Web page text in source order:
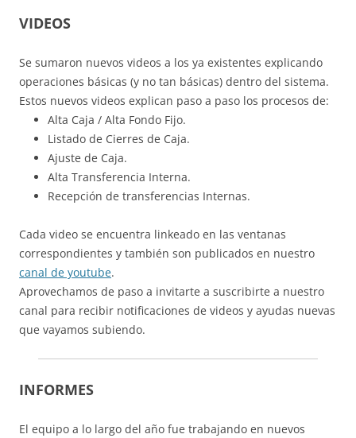
VIDEOS
Se sumaron nuevos videos a los ya existentes explicando
operaciones básicas (y no tan básicas) dentro del sistema.
Estos nuevos videos explican paso a paso los procesos de:
Alta Caja / Alta Fondo Fijo.
Listado de Cierres de Caja.
Ajuste de Caja.
Alta Transferencia Interna.
Recepción de transferencias Internas.
Cada video se encuentra linkeado en las ventanas
correspondientes y también son publicados en nuestro
canal de youtube.
Aprovechamos de paso a invitarte a suscribirte a nuestro
canal para recibir notificaciones de videos y ayudas nuevas
que vayamos subiendo.
INFORMES
El equipo a lo largo del año fue trabajando en nuevos